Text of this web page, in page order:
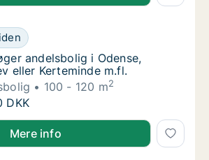
andelsbolig i Odense, Marslev
andelsbolig i Odense, Marslev
andelsbolig i Odense,
eller Kerteminde m.fl.
100 - 120 m2
andelsbolig i Odense, Marslev
DKK
i Odense, Marslev eller
Mere info